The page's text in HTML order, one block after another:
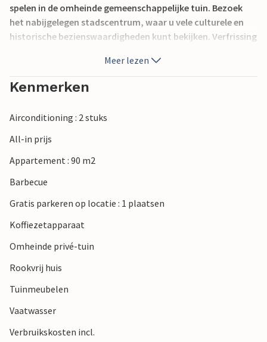
spelen in de omheinde gemeenschappelijke tuin. Bezoek
het nabijgelegen stadscentrum, waar u vele culturele en
historische bezienswaardigheden kunt bekijken. Verfrissing
paar minuten met de auto bereikt.
Meer lezen
Kenmerken
Airconditioning : 2 stuks
All-in prijs
Appartement : 90 m2
Barbecue
Gratis parkeren op locatie : 1 plaatsen
Koffiezetapparaat
Omheinde privé-tuin
Rookvrij huis
Tuinmeubelen
Vaatwasser
Verbruikskosten incl.